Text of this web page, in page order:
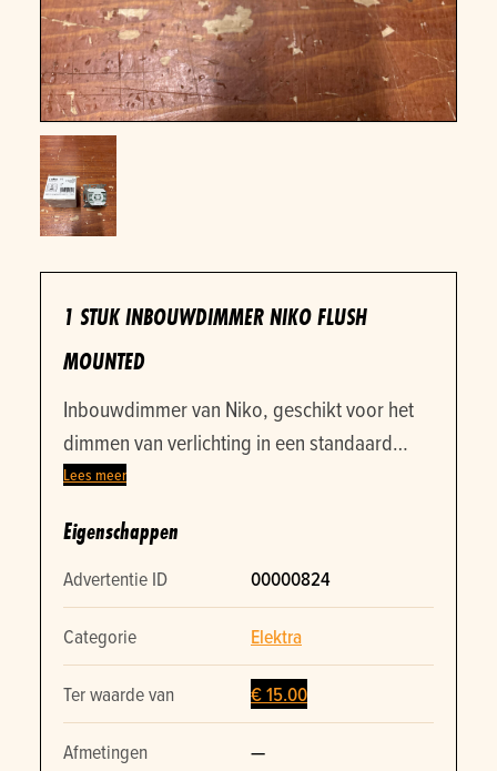
1 STUK INBOUWDIMMER NIKO FLUSH
MOUNTED
Inbouwdimmer van Niko, geschikt voor het
dimmen van verlichting in een standaard
inbouwdoos. Betreft een flush mounted
Geschikt voor residentiële toepassingen.
Lees meer
Eigenschappen
Advertentie ID 00000824
Categorie Elektra
Ter waarde van € 15.00
Afmetingen —